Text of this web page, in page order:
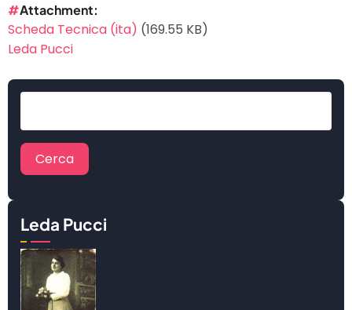
Attachment
Scheda Tecnica (ita) (169.55 KB)
Leda Pucci
Leda Pucci